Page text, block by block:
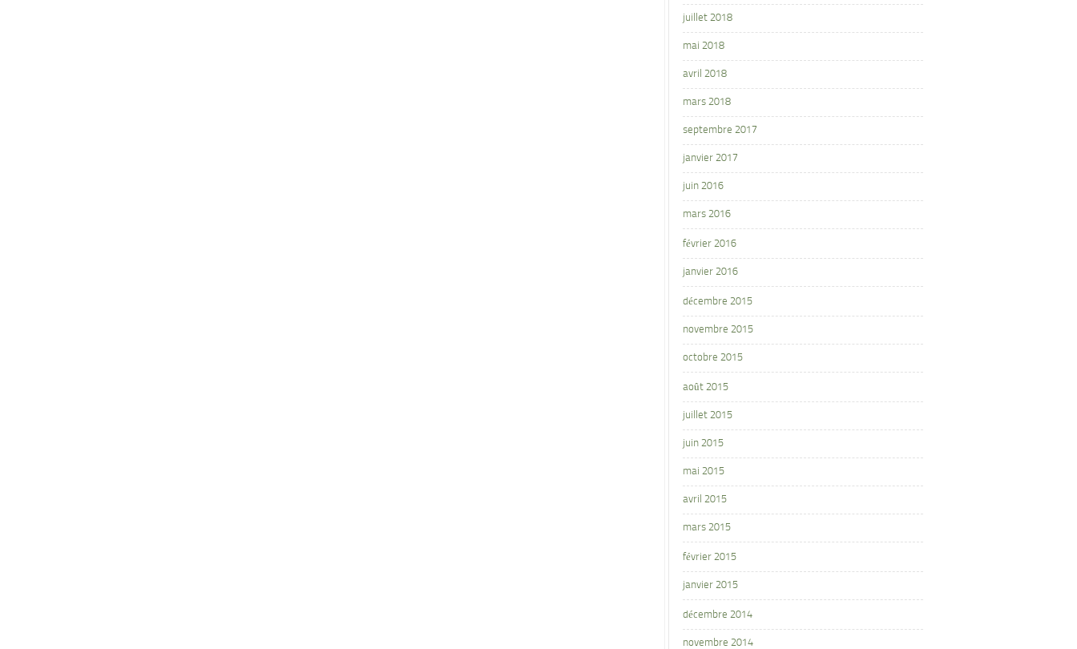
juillet 2018
mai 2018
avril 2018
mars 2018
septembre 2017
janvier 2017
juin 2016
mars 2016
février 2016
janvier 2016
décembre 2015
novembre 2015
octobre 2015
août 2015
juillet 2015
juin 2015
mai 2015
avril 2015
mars 2015
février 2015
janvier 2015
décembre 2014
novembre 2014